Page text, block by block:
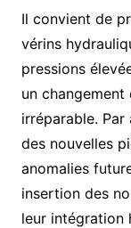
Il convient de
vérins
pressions
un changement
irréparable. Par
des nouvelles
anomalies
insertion des
leur intégration